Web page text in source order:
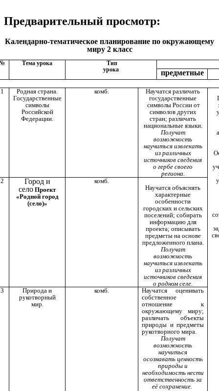
Предварительный просмотр:
Календарно-тематическое планирование по окружающему
миру 2 класс
Тема урока
Тип
урока
предметные
1
Родная страна.
Государственные
символы
Российской
Федерации.
комб.
Научатся различать
государственные
символы России от
символов других
стран; различать
национальные языки.
Получат
возможность
научиться извлекать
из различных
источников сведения
о гербе своего
региона.
2
Город и
село Проект
«Родной город
(село)»
комб.
Научатся объяснять
характерные
особенности
городских и сельских
поселений; собирать
информацию для
проекта; описывать
предметы на основе
предложенного плана.
Получат
возможность
научиться извлекать
из различных
источников сведения
о родном селе.
3
Природа и
рукотворный
мир.
комб.
Научатся оценивать
собственное
отношение к
окружающему миру;
различать объекты
природы и предметы
рукотворного мира.
Получат
возможность
научиться
осознавать ценность
природы и
необходимость нести
ответственность за
её сохранение.